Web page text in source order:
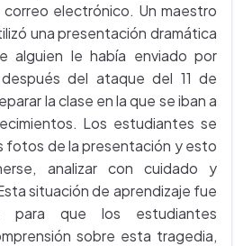
electrónico. Un maestro
una presentación dramática
alguien le había enviado por
del ataque del 11 de
la clase en la que se iban a
Los estudiantes se
fotos de la presentación y esto
analizar con cuidado y
situación de aprendizaje fue
para que los estudiantes
sobre esta tragedia,